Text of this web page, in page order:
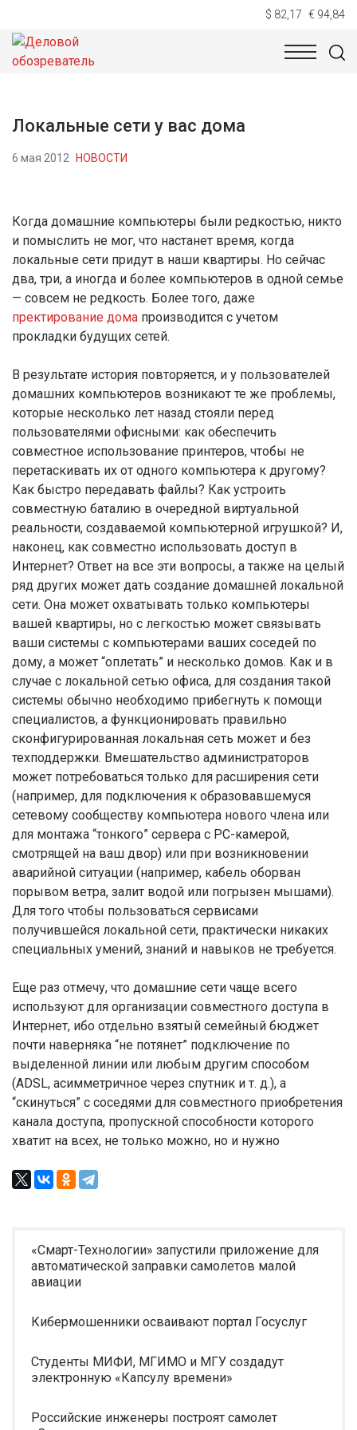
$ 82,17 € 94,84
НОВОСТИ
Локальные сети у вас дома
6 мая 2012 НОВОСТИ
Когда домашние компьютеры были редкостью, никто
и помыслить не мог, что настанет время, когда
локальные сети придут в наши квартиры. Но сейчас
два, три, а иногда и более компьютеров в одной семье
— совсем не редкость. Более того, даже
пректирование дома производится с учетом
прокладки будущих сетей.
В результате история повторяется, и у пользователей
домашних компьютеров возникают те же проблемы,
которые несколько лет назад стояли перед
пользователями офисными: как обеспечить
совместное использование принтеров, чтобы не
перетаскивать их от одного компьютера к другому?
Как быстро передавать файлы? Как устроить
совместную баталию в очередной виртуальной
реальности, создаваемой компьютерной игрушкой? И,
наконец, как совместно использовать доступ в
Интернет? Ответ на все эти вопросы, а также на целый
ряд других может дать создание домашней локальной
сети. Она может охватывать только компьютеры
вашей квартиры, но с легкостью может связывать
ваши системы с компьютерами ваших соседей по
дому, а может “оплетать” и несколько домов. Как и в
случае с локальной сетью офиса, для создания такой
системы обычно необходимо прибегнуть к помощи
специалистов, а функционировать правильно
сконфигурированная локальная сеть может и без
техподдержки. Вмешательство администраторов
может потребоваться только для расширения сети
(например, для подключения к образовавшемуся
сетевому сообществу компьютера нового члена или
для монтажа “тонкого” сервера с РС-камерой,
смотрящей на ваш двор) или при возникновении
аварийной ситуации (например, кабель оборван
порывом ветра, залит водой или погрызен мышами).
Для того чтобы пользоваться сервисами
получившейся локальной сети, практически никаких
специальных умений, знаний и навыков не требуется.
Еще раз отмечу, что домашние сети чаще всего
используют для организации совместного доступа в
Интернет, ибо отдельно взятый семейный бюджет
почти наверняка “не потянет” подключение по
выделенной линии или любым другим способом
(ADSL, асимметричное через спутник и т. д.), а
“скинуться” с соседями для совместного приобретения
канала доступа, пропускной способности которого
хватит на всех, не только можно, но и нужно
«Смарт-Технологии» запустили приложение для
автоматической заправки самолетов малой
авиации
Кибермошенники осваивают портал Госуслуг
Студенты МИФИ, МГИМО и МГУ создадут
электронную «Капсулу времени»
Российские инженеры построят самолет